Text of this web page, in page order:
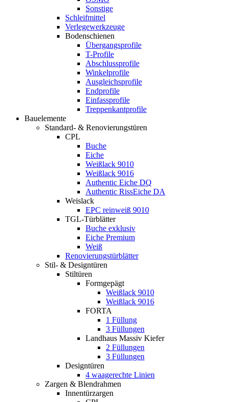
Sonstige
Schleifmittel
Verlegewerkzeuge
Bodenschienen
Übergangsprofile
T-Profile
Abschlussprofile
Winkelprofile
Ausgleichsprofile
Endprofile
Einfassprofile
Treppenkantprofile
Bauelemente
Standard- & Renovierungstüren
CPL
Buche
Eiche
Weißlack 9010
Weißlack 9016
Authentic Eiche DQ
Authentic RissEiche DA
Weislack
EPC reinweiß 9010
TGL-Türblätter
Buche exklusiv
Eiche Premium
Weiß
Renovierungstürblätter
Stil- & Designtüren
Stiltüren
Formgepägt
Weißlack 9010
Weißlack 9016
FORTA
1 Füllung
3 Füllungen
Landhaus Massiv Kiefer
2 Füllungen
3 Füllungen
Designtüren
4 waagerechte Linien
Zargen & Blendrahmen
Innentürzargen